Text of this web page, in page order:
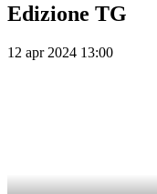
Edizione TG
12 apr 2024 13:00